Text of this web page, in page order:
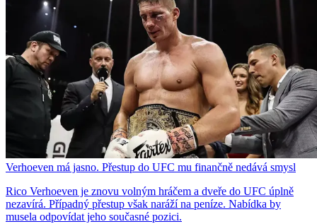
Verhoeven má jasno. Přestup do UFC mu finančně nedává smysl
Rico Verhoeven je znovu volným hráčem a dveře do UFC úplně
nezavírá. Případný přestup však naráží na peníze. Nabídka by
musela odpovídat jeho současné pozici.